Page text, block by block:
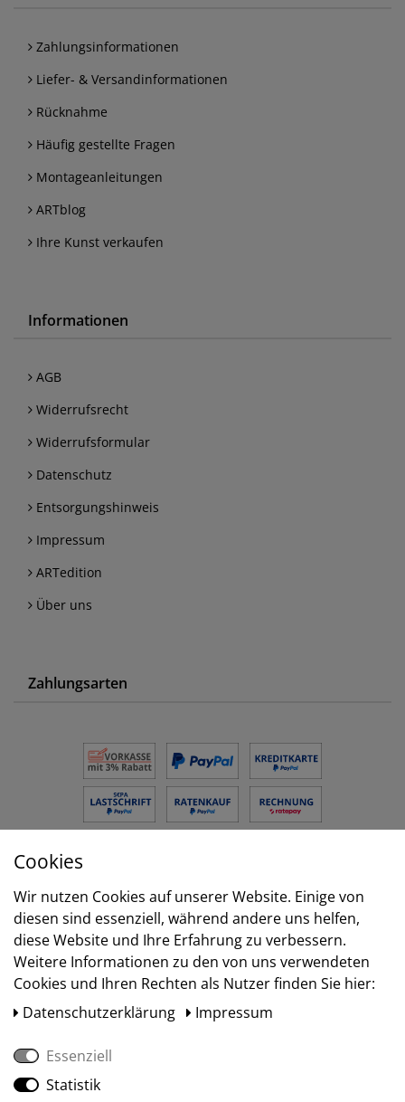
Zahlungsinformationen
Liefer- & Versandinformationen
Rücknahme
Häufig gestellte Fragen
Montageanleitungen
ARTblog
Ihre Kunst verkaufen
Informationen
AGB
Widerrufsrecht
Widerrufsformular
Datenschutz
Entsorgungshinweis
Impressum
ARTedition
Über uns
Zahlungsarten
Versand
Cookies
Wir nutzen Cookies auf unserer Website. Einige von
diesen sind essenziell, während andere uns helfen,
diese Website und Ihre Erfahrung zu verbessern.
Weitere Informationen zu den von uns verwendeten
Cookies und Ihren Rechten als Nutzer finden Sie hier:
Daten­schutz­erklärung
Impressum
Essenziell
Statistik